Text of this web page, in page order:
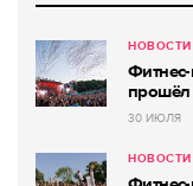
НОВОСТИ
прошёл
30 ИЮЛЯ
НОВОСТИ